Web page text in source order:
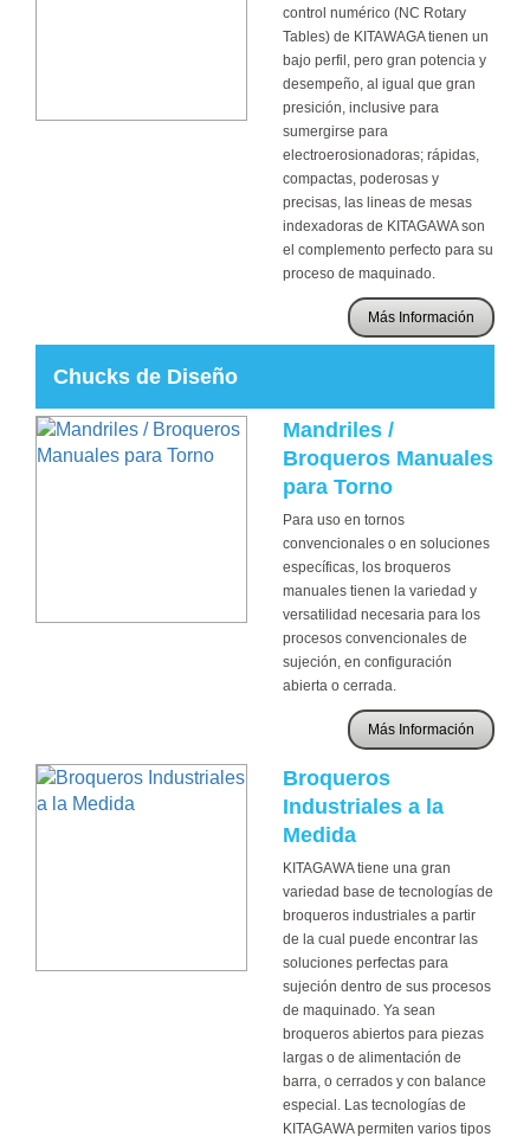
control numérico (NC Rotary
Tables) de KITAWAGA tienen un
bajo perfil, pero gran potencia y
desempeño, al igual que gran
presición, inclusive para
sumergirse para
electroerosionadoras; rápidas,
compactas, poderosas y
precisas, las lineas de mesas
indexadoras de KITAGAWA son
el complemento perfecto para su
proceso de maquinado.
Más Información
Chucks de Diseño
Mandriles /
Broqueros Manuales
para Torno
Para uso en tornos
convencionales o en soluciones
específicas, los broqueros
manuales tienen la variedad y
versatilidad necesaria para los
procesos convencionales de
sujeción, en configuración
abierta o cerrada.
Más Información
Broqueros
Industriales a la
Medida
KITAGAWA tiene una gran
variedad base de tecnologías de
broqueros industriales a partir
de la cual puede encontrar las
soluciones perfectas para
sujeción dentro de sus procesos
de maquinado. Ya sean
broqueros abiertos para piezas
largas o de alimentación de
barra, o cerrados y con balance
especial. Las tecnologías de
KITAGAWA permiten varios tipos